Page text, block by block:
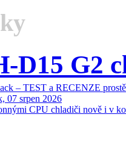
D15 G2
– TEST a RECENZE prostě
07 srpen 2026
CPU chladiči nově i v